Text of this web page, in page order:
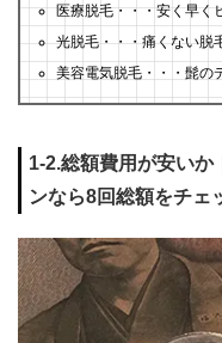
医療脱毛・・・安く早く
光脱毛・・・痛くない脱
美容電気脱毛・・・髭の
1-2.総額費用が安いか
ンなら8回総額をチェ